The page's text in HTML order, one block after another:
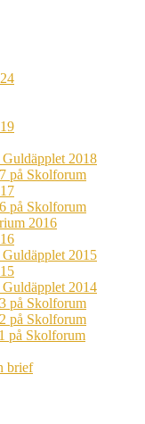
2018
på Skolforum
på Skolforum
2016
2015
2014
på Skolforum
på Skolforum
på Skolforum
brief